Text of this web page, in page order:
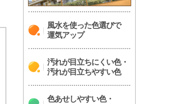
風水を使った色選びで
運気アップ
汚れが目立ちにくい色・
汚れが目立ちやすい色
色あせしやすい色・